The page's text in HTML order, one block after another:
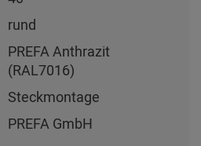
rund
PREFA Anthrazit
(RAL7016)
Steckmontage
PREFA GmbH